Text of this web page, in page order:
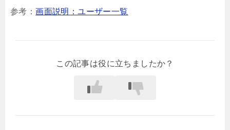
参考：画面説明：ユーザー一覧
この記事は役に立ちましたか？